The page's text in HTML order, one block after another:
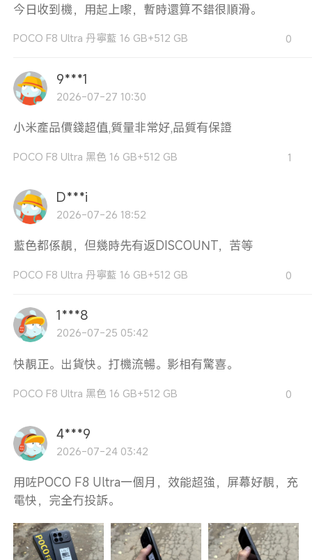
今日收到機，用起上嚟，暫時還算不錯很順滑。
POCO F8 Ultra 丹寧藍 16 GB+512 GB 0
9***1
2026-07-27 10:30
小米產品價錢超值,質量非常好,品質有保證
POCO F8 Ultra 黑色 16 GB+512 GB 1
D***i
2026-07-26 18:52
藍色都係靚，但幾時先有返DISCOUNT，苦等
POCO F8 Ultra 丹寧藍 16 GB+512 GB 0
1***8
2026-07-25 05:42
快靚正。出貨快。打機流暢。影相有驚喜。
POCO F8 Ultra 黑色 16 GB+512 GB 0
4***9
2026-07-24 03:42
用咗POCO F8 Ultra一個月，效能超強，屏幕好靚，充
電快，完全冇投訴。